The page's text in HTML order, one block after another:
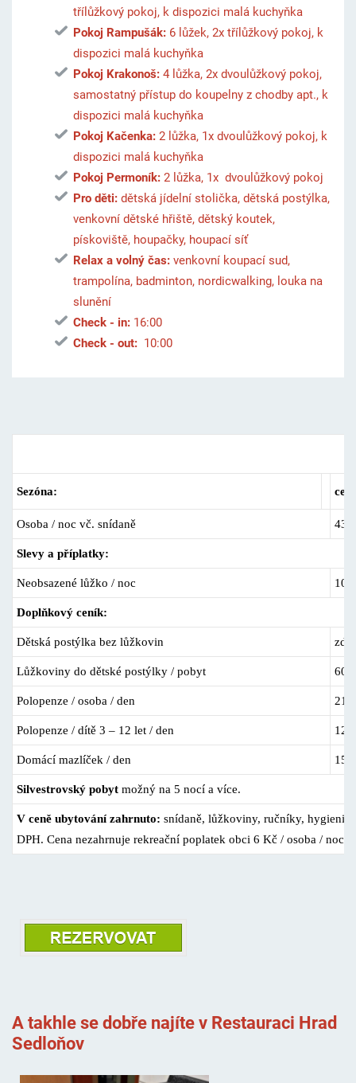
třílůžkový pokoj, k dispozici malá kuchyňka
Pokoj Rampušák: 6 lůžek, 2x třílůžkový pokoj, k
dispozici malá kuchyňka
Pokoj Krakonoš: 4 lůžka, 2x dvoulůžkový pokoj,
samostatný přístup do koupelny z chodby apt., k
dispozici malá kuchyňka
Pokoj Kačenka: 2 lůžka, 1x dvoulůžkový pokoj, k
dispozici malá kuchyňka
Pokoj Permoník: 2 lůžka, 1x dvoulůžkový pokoj
Pro děti:dětská jídelní stolička, dětská postýlka,
venkovní dětské hřiště, dětský koutek,
pískoviště, houpačky, houpací síť
Relax a volný čas: venkovní koupací sud,
trampolína, badminton, nordicwalking, louka na
slunění
Check - in:16:00
Check - out:10:00
Sezóna:
Osoba / noc vč. snídaně
Slevy a příplatky:
Neobsazené lůžko / noc
Doplňkový ceník:
Dětská postýlka bez lůžkovin
Lůžkoviny do dětské postýlky / pobyt 60
Polopenze / osoba / den
Polopenze / dítě 3 – 12 let / den
Domácí mazlíček / den
Silvestrovský pobyt možný na 5 nocí a více.
V ceně ubytování zahrnuto: snídaně, lůžkoviny, ručníky,
DPH. Cena nezahrnuje rekreační poplatek obci 6 Kč / osoba / noc.
A takhle se dobře najíte v Restauraci Hrad
Sedloňov